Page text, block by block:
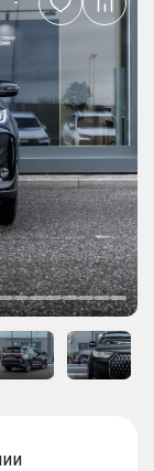
Добавить
в
избранное